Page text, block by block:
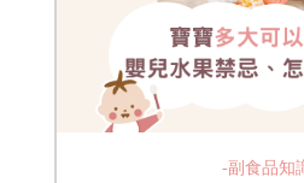
-副食品知